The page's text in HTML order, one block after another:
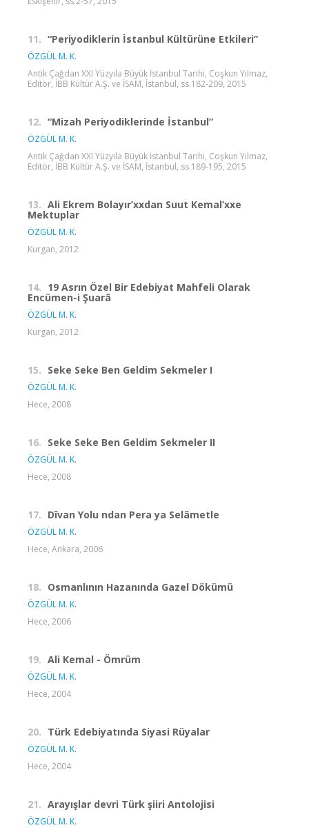
11. “Periyodiklerin İstanbul Kültürüne Etkileri”
ÖZGÜL M. K.
Antik Çağdan XXI Yüzyıla Büyük İstanbul Tarihi, Coşkun Yılmaz,
Editör, İBB Kültür A.Ş. ve İSAM, İstanbul, ss.182-209, 2015
12. “Mizah Periyodiklerinde İstanbul”
ÖZGÜL M. K.
Antik Çağdan XXI Yüzyıla Büyük İstanbul Tarihi, Coşkun Yılmaz,
Editör, İBB Kültür A.Ş. ve İSAM, İstanbul, ss.189-195, 2015
13. Ali Ekrem Bolayır’xxdan Suut Kemal’xxe
Mektuplar
ÖZGÜL M. K.
Kurgan, 2012
14. 19 Asrın Özel Bir Edebiyat Mahfeli Olarak
Encümen-i Şuarâ
ÖZGÜL M. K.
Kurgan, 2012
15. Seke Seke Ben Geldim Sekmeler I
ÖZGÜL M. K.
Hece, 2008
16. Seke Seke Ben Geldim Sekmeler II
ÖZGÜL M. K.
Hece, 2008
17. Dîvan Yolu ndan Pera ya Selâmetle
ÖZGÜL M. K.
Hece, Ankara, 2006
18. Osmanlının Hazanında Gazel Dökümü
ÖZGÜL M. K.
Hece, 2006
19. Ali Kemal - Ömrüm
ÖZGÜL M. K.
Hece, 2004
20. Türk Edebiyatında Siyasi Rüyalar
ÖZGÜL M. K.
Hece, 2004
21. Arayışlar devri Türk şiiri Antolojisi
ÖZGÜL M. K.